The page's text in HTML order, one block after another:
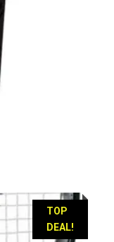
TOP
DEAL!